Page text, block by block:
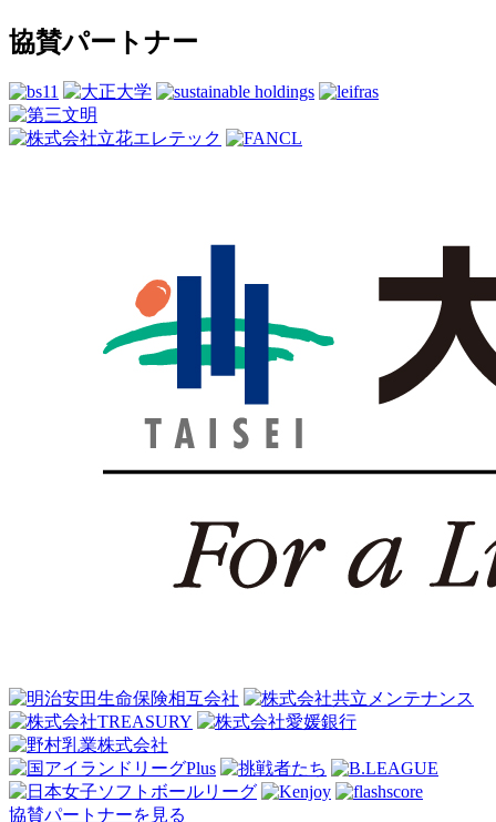
協賛パートナー
協賛パートナーを見る